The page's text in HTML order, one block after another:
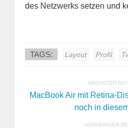
des Netzwerks setzen und
TAGS: Layout Profil
NÄCHSTER
MacBook Air mit Retina-
noch in
VORHERIGER